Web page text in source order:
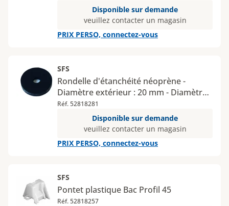
Disponible sur demande
veuillez contacter un magasin
PRIX PERSO, connectez-vous
SFS
Rondelle d'étanchéité néoprène -
Diamètre extérieur : 20 mm - Diamètre
intérieur : 5 mm
Réf. 52818281
Disponible sur demande
veuillez contacter un magasin
PRIX PERSO, connectez-vous
SFS
Pontet plastique Bac Profil 45
Réf. 52818257